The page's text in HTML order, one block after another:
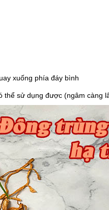
xuống phía đáy bình
sử dụng được (ngâm càng